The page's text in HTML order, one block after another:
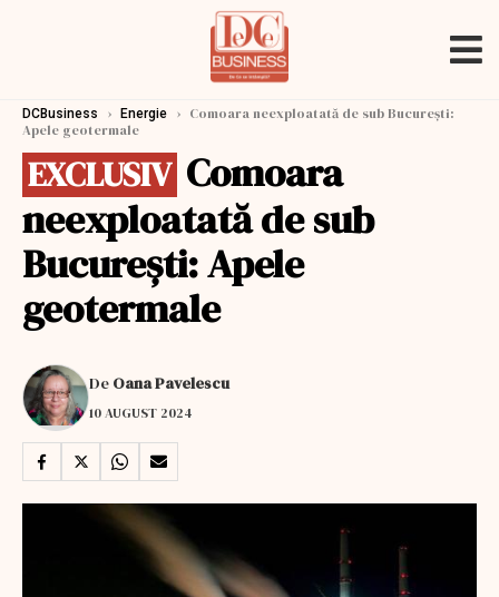
DCBusiness › Energie › Comoara neexploatată de sub București:
Apele geotermale
EXCLUSIV Comoara
neexploatată de sub
București: Apele
geotermale
De Oana Pavelescu
10 AUGUST 2024